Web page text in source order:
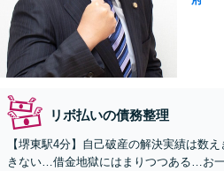
リボ払いの債務整理
【堺東駅4分】自己破産の解決実績は数
きない…借金地獄にはまりつつある…お